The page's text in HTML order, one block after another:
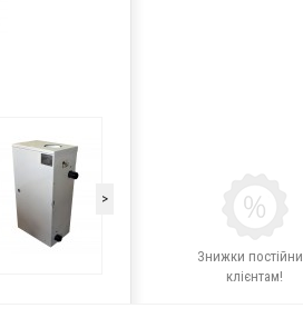
>
Знижки
клієнтам!